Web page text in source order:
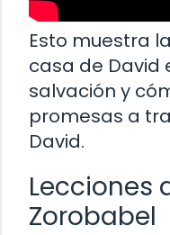
Esto muestra
casa de David
salvación y
promesas a
David.
Lecciones
Zorobabel